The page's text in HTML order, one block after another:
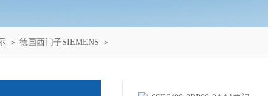
＞ 德国西门子SIEMENS ＞